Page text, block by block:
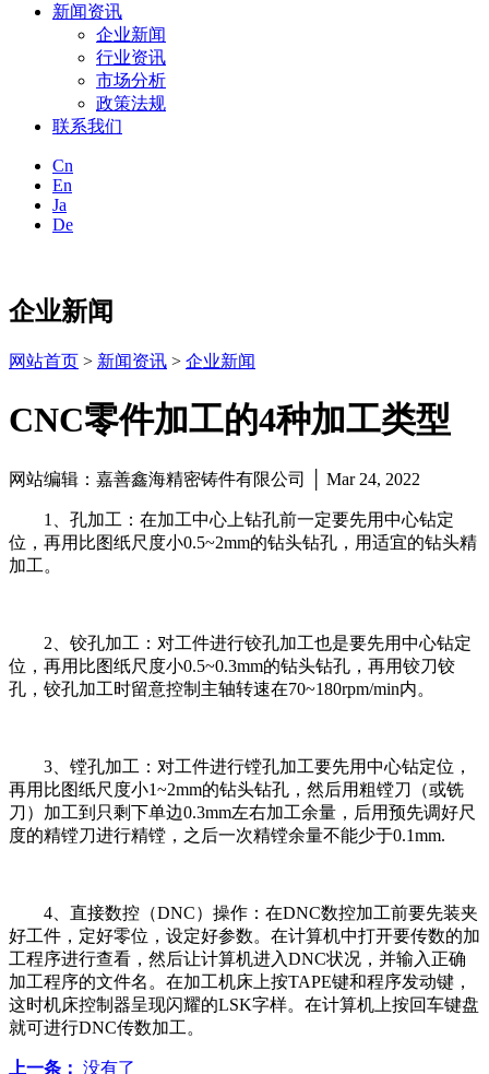
新闻资讯
企业新闻
行业资讯
市场分析
政策法规
联系我们
Cn
En
Ja
De
企业新闻
网站首页 > 新闻资讯 > 企业新闻
CNC零件加工的4种加工类型
网站编辑：嘉善鑫海精密铸件有限公司 │ Mar 24, 2022
1、孔加工：在加工中心上钻孔前一定要先用中心钻定
位，再用比图纸尺度小0.5~2mm的钻头钻孔，用适宜的钻头精
加工。
2、铰孔加工：对工件进行铰孔加工也是要先用中心钻定
位，再用比图纸尺度小0.5~0.3mm的钻头钻孔，再用铰刀铰
孔，铰孔加工时留意控制主轴转速在70~180rpm/min内。
3、镗孔加工：对工件进行镗孔加工要先用中心钻定位，
再用比图纸尺度小1~2mm的钻头钻孔，然后用粗镗刀（或铣
刀）加工到只剩下单边0.3mm左右加工余量，后用预先调好尺
度的精镗刀进行精镗，之后一次精镗余量不能少于0.1mm.
4、直接数控（DNC）操作：在DNC数控加工前要先装夹
好工件，定好零位，设定好参数。在计算机中打开要传数的加
工程序进行查看，然后让计算机进入DNC状况，并输入正确
加工程序的文件名。在加工机床上按TAPE键和程序发动键，
这时机床控制器呈现闪耀的LSK字样。在计算机上按回车键盘
就可进行DNC传数加工。
上一条： 没有了